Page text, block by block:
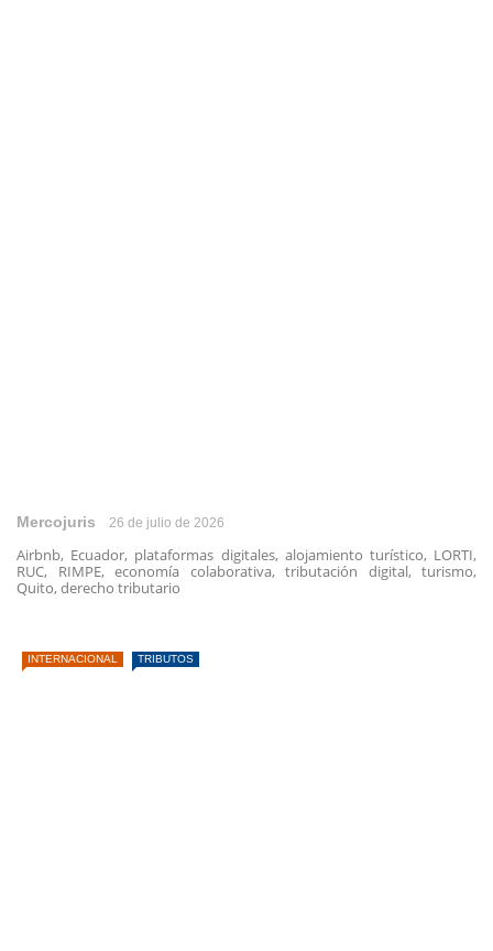
Mercojuris 26 de julio de 2026
Airbnb, Ecuador, plataformas digitales, alojamiento turístico, LORTI,
RUC, RIMPE, economía colaborativa, tributación digital, turismo,
Quito, derecho tributario
INTERNACIONAL TRIBUTOS